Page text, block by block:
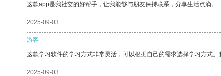
这款app是我社交的好帮手，让我能够与朋友保持联系，分享生活点滴。
2025-09-03
游客
这款学习软件的学习方式非常灵活，可以根据自己的需求选择学习方式。
2025-09-03